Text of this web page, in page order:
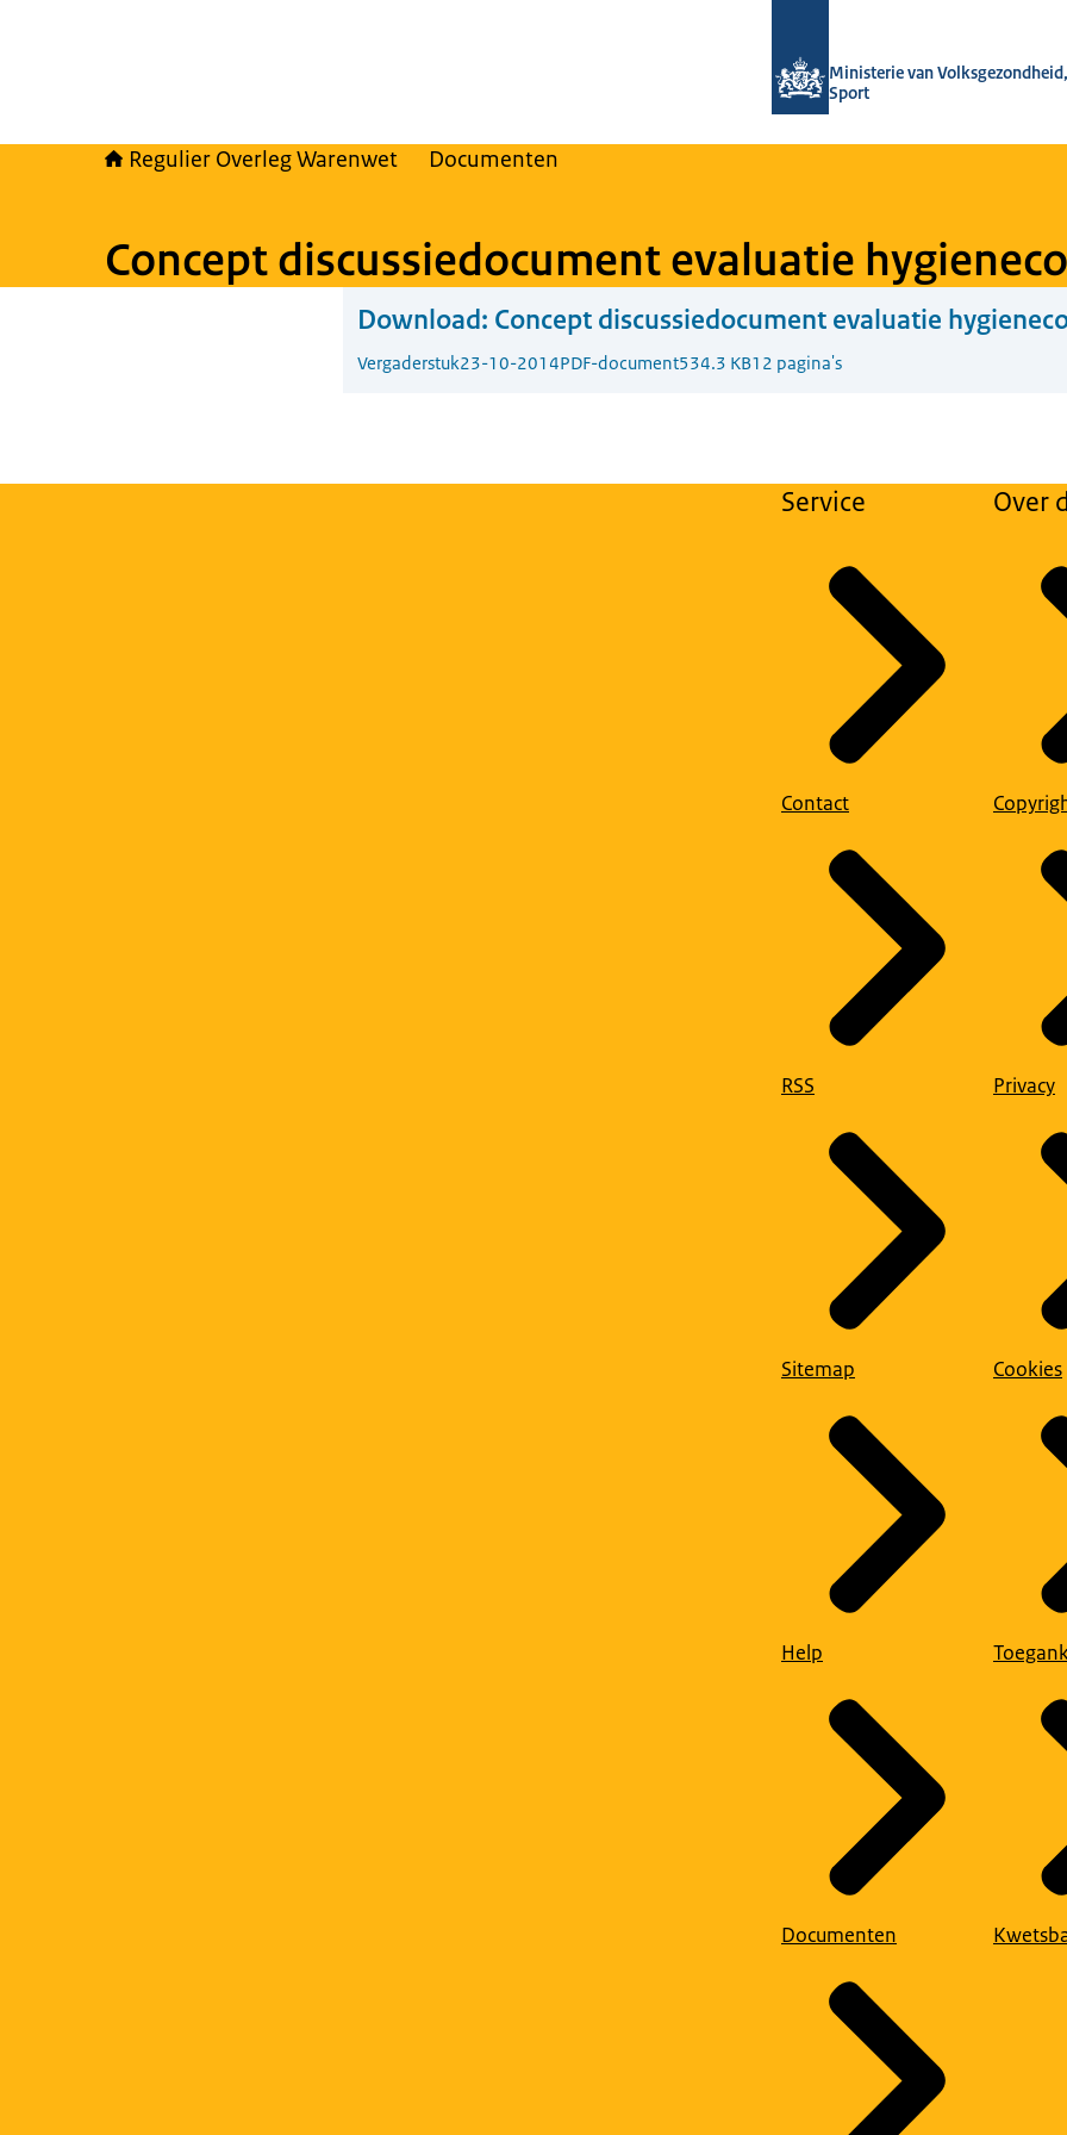
Ministerie van
Sport
Regulier Overleg Warenwet Documenten
Concept discussiedocument evaluatie
Download: Concept discussiedocument evaluatie
Vergaderstuk23-10-2014PDF-document534.3 KB12 pagina's
Service
Contact
RSS
Sitemap
Help
Documenten
Over
Privacy
Cookies